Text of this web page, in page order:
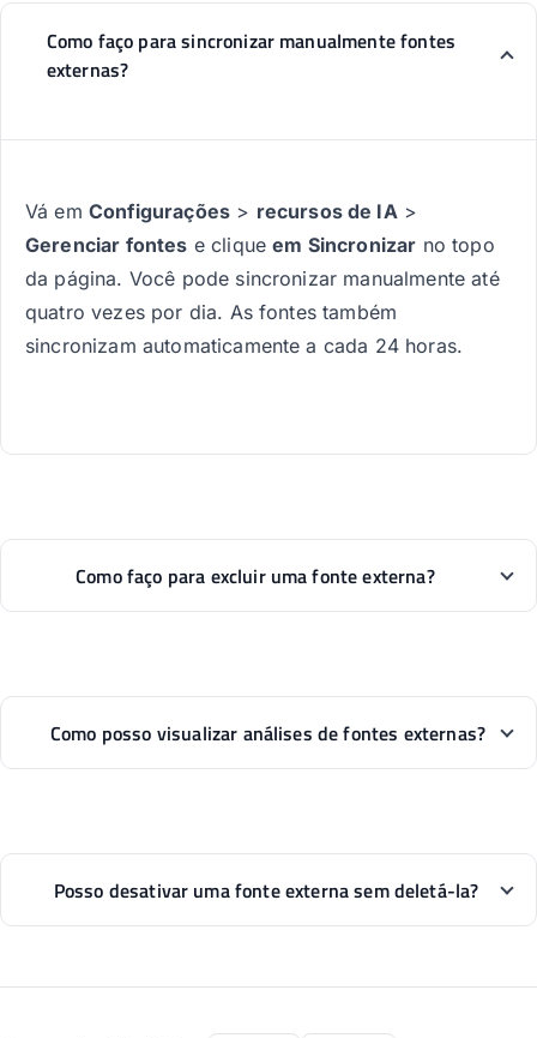
Como faço para sincronizar manualmente fontes
externas?
Vá em Configurações > recursos de IA>
Gerenciar fontes e cliqueem Sincronizar no topo
da página. Você pode sincronizar manualmente até
quatro vezes por dia. As fontes também
sincronizam automaticamente a cada 24 horas.
Como faço para excluir uma fonte externa?
Como posso visualizar análises de fontes externas?
Posso desativar uma fonte externa sem deletá-la?